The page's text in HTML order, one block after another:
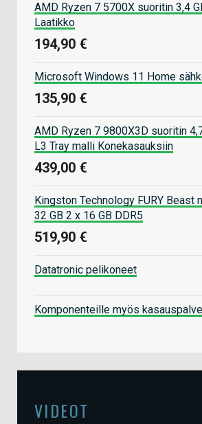
AMD Ryzen 7 5700X suoritin 3,4
Laatikko
194,90 €
Microsoft Windows 11 Home
135,90 €
AMD Ryzen 7 9800X3D suoritin
L3 Tray malli Konekasauksiin
439,00 €
Kingston Technology FURY Beast
32 GB 2 x 16 GB DDR5
519,90 €
Datatronic pelikoneet
Komponenteille myös
VIDEOT